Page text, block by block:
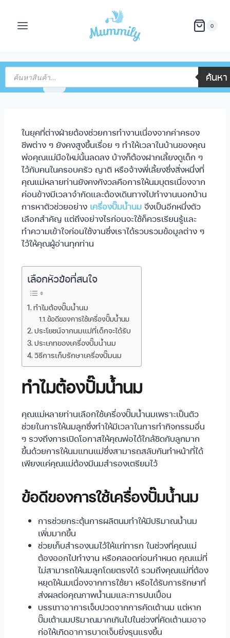
0
ค้นหา
ในยุคที่ต่างฝ่ายต้องช่วยการทำงานเนื่องจากค่าครอง
ชีพต่าง ๆ ยังคงสูงขึ้นเรื่อย ๆ ทำให้เวลาในบ้านของคุณ
พ่อคุณแม่มือใหม่นั้นลดลง บ้างก็ต้องฝากเลี้ยงดูเด็ก ๆ
ไว้กับคนในครอบครัว ญาติ หรือจ้างพี่เลี้ยงซึ่งสิ่งหนึ่งที่
คุณแม่หลายท่านยังคงกังวลคือการให้นมบุตรเนื่องจาก
ค่อนข้างมีเวลาจำกัดและต้องเดินทางไปทำงานนอกบ้าน
การหาตัวช่วยอย่าง เครื่องปั๊มน้ำนม จึงเป็นอีกหนึ่งตัว
เลือกสำคัญ แต่ถึงอย่างไรก่อนจะใช้ก็ควรเรียนรู้และ
ทำความเข้าใจก่อนใช้งานซึ่งเราได้รวบรวมข้อมูลต่าง ๆ
ไว้ให้คุณผู้อ่านทุกท่าน
เลือกหัวข้อที่สนใจ
ทำไมต้องปั๊มน้ำนม
ข้อดีของการใช้เครื่องปั๊มน้ำนม
ประโยชน์จากนมแม่ที่เด็กจะได้รับ
ประเภทของเครื่องปั๊มน้ำนม
วิธีการเก็บรักษาเครื่องปั๊มนม
ทำไมต้องปั๊มน้ำนม
คุณแม่หลายท่านเลือกใช้เครื่องปั๊มน้ำนมเพราะเป็นตัว
ช่วยในการให้นมลูกซึ่งทำให้มีเวลาในการทำกิจกรรมอื่น
ๆ รวงถึงการเปิดโอกาสให้คุณพ่อได้ใกล้ชิดกับลูกมาก
ขึ้นด้วยการให้นมแทนแม่ซึ่งสามารถสลับกันทำหน้าที่ได้
เพียงแค่คุณแม่ต้องมีนมสำรองเตรียมไว้
ข้อดีของการใช้เครื่องปั๊มน้ำนม
การช่วยกระตุ้นการผลิตนมทำให้มีปริมาณน้ำนม
เพิ่มมากขึ้น
ช่วยเก็บสำรองนมไว้ให้แก่ทารก ในช่วงที่คุณแม่
ต้องออกไปทำงาน หรือคลอดก่อนกำหนด คุณแม่ที่
ไม่สามารถให้นมลูกโดยตรงได้ รวมถึงคุณแม่ที่ต้อง
หยุดให้นมเนื่องจากการใช้ยา หรือได้รับการรักษาที่
ส่งผลต่อคุณภาพน้ำนมและการปนเปื้อน
บรรเทาอาการเจ็บปวดจากการคัดเต้านม แต่หาก
ปั๊มเต้านมปริมาณมากเกินไปในช่วงที่คัดเต้านมอาจ
ก่อให้เกิดอาการบาดเจ็บยิ่งรุนแรงขึ้น